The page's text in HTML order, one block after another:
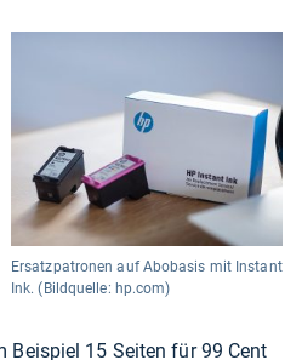
Ersatzpatronen auf Abobasis mit Instant
Ink. (Bildquelle: hp.com)
Beispiel 15 Seiten für 99 Cent